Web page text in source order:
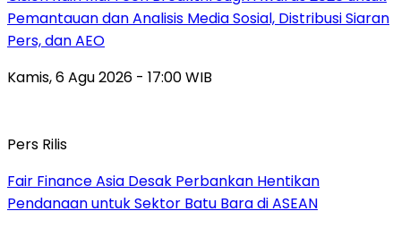
Pemantauan dan Analisis Media Sosial, Distribusi Siaran
Pers, dan AEO
Kamis, 6 Agu 2026 - 17:00 WIB
Pers Rilis
Fair Finance Asia Desak Perbankan Hentikan
Pendanaan untuk Sektor Batu Bara di ASEAN